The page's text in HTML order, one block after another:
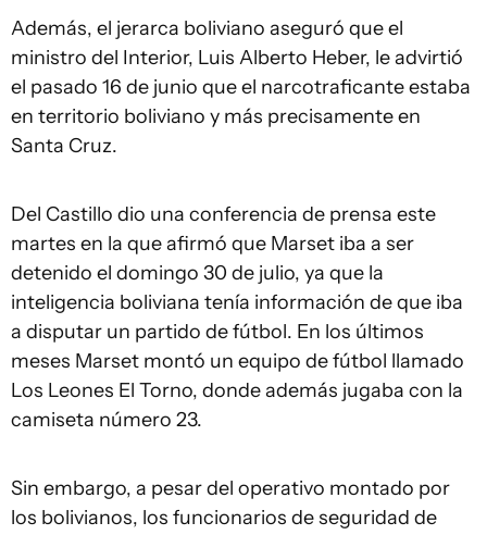
Además, el jerarca boliviano aseguró que el
ministro del Interior, Luis Alberto Heber, le advirtió
el pasado 16 de junio que el narcotraficante estaba
en territorio boliviano y más precisamente en
Santa Cruz.
Del Castillo dio una conferencia de prensa este
martes en la que afirmó que Marset iba a ser
detenido el domingo 30 de julio, ya que la
inteligencia boliviana tenía información de que iba
a disputar un partido de fútbol. En los últimos
meses Marset montó un equipo de fútbol llamado
Los Leones El Torno, donde además jugaba con la
camiseta número 23.
Sin embargo, a pesar del operativo montado por
los bolivianos, los funcionarios de seguridad de